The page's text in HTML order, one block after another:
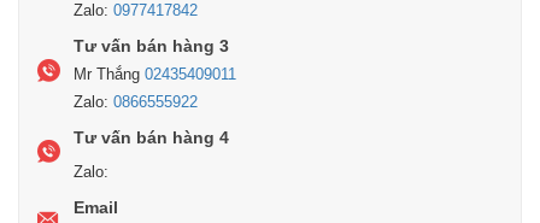
Zalo: 0977417842
Tư vấn bán hàng 3
Mr Thắng 02435409011
Zalo: 0866555922
Tư vấn bán hàng 4
Zalo:
Email